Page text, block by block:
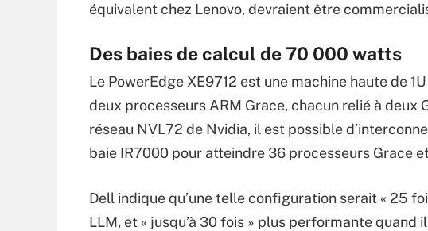
équivalent chez Lenovo, devraient être
Des baies de calcul de 70 000 watts
Le PowerEdge XE9712 est une machine haute de
deux processeurs ARM Grace, chacun relié à deux
réseau NVL72 de Nvidia, il est possible
baie IR7000 pour atteindre 36 processeurs Grace
Dell indique qu’une telle configuration serait « 25
LLM, et « jusqu’à 30 fois » plus performante quand